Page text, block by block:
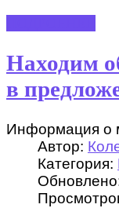
Находим
в
Информация о
Автор:
Категория: